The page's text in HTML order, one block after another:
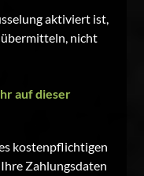
aktiviert ist,
übermitteln, nicht
auf dieser
kostenpflichtigen
Zahlungsdaten